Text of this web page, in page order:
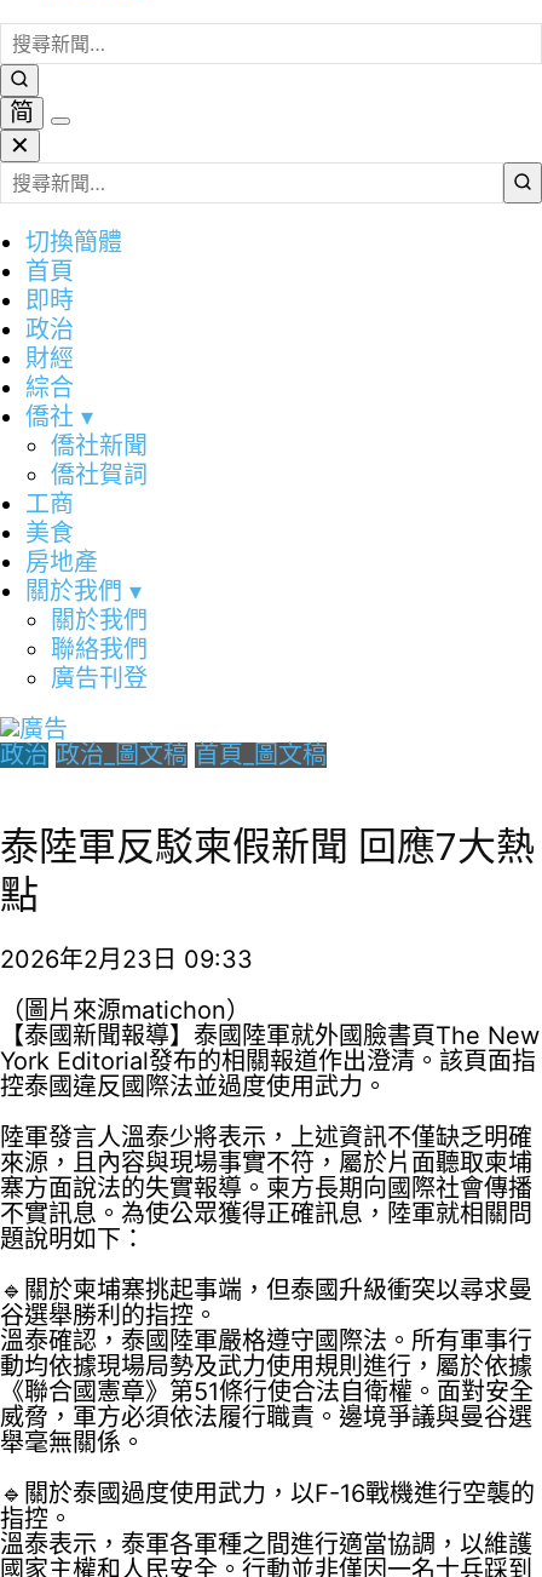
简
✕
切換簡體
首頁
即時
政治
財經
綜合
僑社 ▾
僑社新聞
僑社賀詞
工商
美食
房地產
關於我們 ▾
關於我們
聯絡我們
廣告刊登
政治 政治_圖文稿 首頁_圖文稿
泰陸軍反駁柬假新聞 回應7大熱
點
2026年2月23日 09:33
（圖片來源matichon）
【泰國新聞報導】泰國陸軍就外國臉書頁The New
York Editorial發布的相關報道作出澄清。該頁面指
控泰國違反國際法並過度使用武力。
陸軍發言人溫泰少將表示，上述資訊不僅缺乏明確
來源，且內容與現場事實不符，屬於片面聽取柬埔
寨方面說法的失實報導。柬方長期向國際社會傳播
不實訊息。為使公眾獲得正確訊息，陸軍就相關問
題說明如下：
🔹關於柬埔寨挑起事端，但泰國升級衝突以尋求曼
谷選舉勝利的指控。
溫泰確認，泰國陸軍嚴格遵守國際法。所有軍事行
動均依據現場局勢及武力使用規則進行，屬於依據
《聯合國憲章》第51條行使合法自衛權。面對安全
威脅，軍方必須依法履行職責。邊境爭議與曼谷選
舉毫無關係。
🔹關於泰國過度使用武力，以F-16戰機進行空襲的
指控。
溫泰表示，泰軍各軍種之間進行適當協調，以維護
國家主權和人民安全。行動並非僅因一名士兵踩到